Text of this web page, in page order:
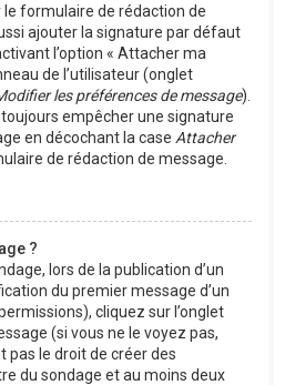
formulaire de rédaction de
ajouter la signature par défaut
l’option « Attacher ma
de l’utilisateur (onglet
les préférences de message).
empêcher une signature
en décochant la case Attacher
de rédaction de message.
?
lors de la publication d’un
du premier message d’un
cliquez sur l’onglet
(si vous ne le voyez pas,
pas le droit de créer des
du sondage et au moins deux